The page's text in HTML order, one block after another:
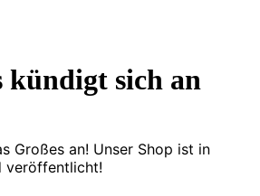
kündigt sich an
Großes an! Unser Shop ist in
veröffentlicht!